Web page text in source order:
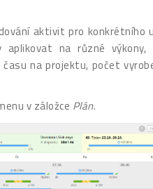
aktivit pro konkrétního
na různé výkony,
na projektu, počet
v záložce Plán.